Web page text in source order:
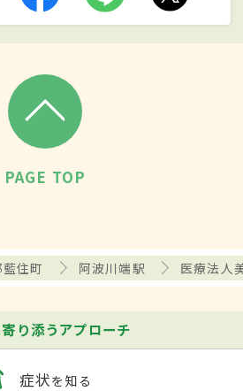
PAGE TOP
住町 阿波川端駅 医療法人
り添うアプローチ
症状を知る